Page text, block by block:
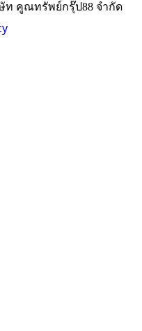
ษัท คูณทรัพย์กรุ๊ป88 จำกัด